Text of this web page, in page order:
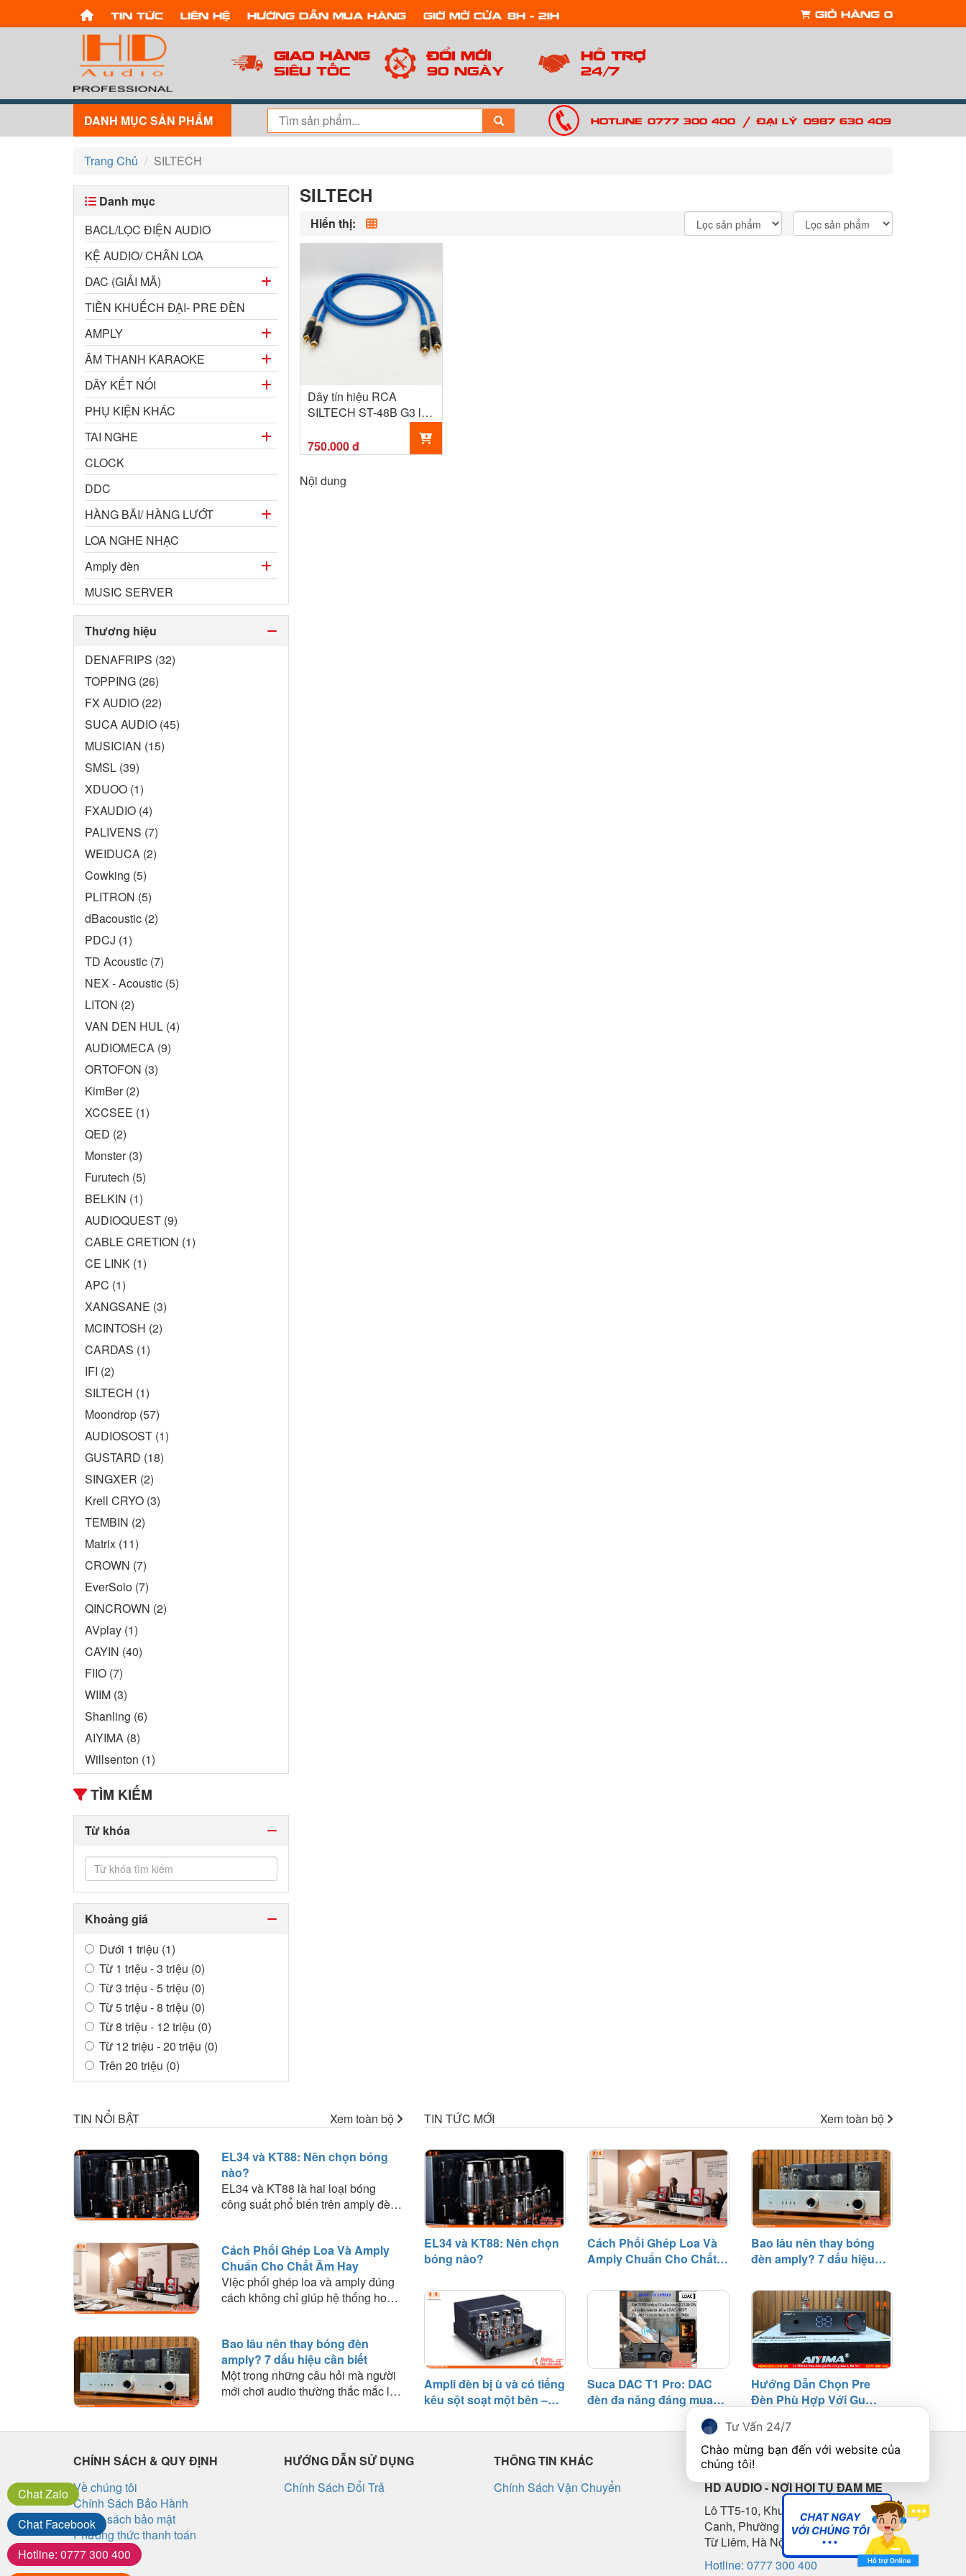
Tin tức Liên hệ Hướng dẫn mua hàng Giờ mở cửa: 8h - 21h Giỏ hàng 0
Giao hàng
Siêu tốc
Đổi mới
90 ngày
Hỗ trợ
24/7
DANH MỤC SẢN PHẨM Hotline: 0777 300 400 / Đại lý: 0987 630 409
Trang Chủ SILTECH
Danh mục
BACL/LỌC ĐIỆN AUDIO
KỆ AUDIO/ CHÂN LOA
DAC (GIẢI MÃ)
TIỀN KHUẾCH ĐẠI- PRE ĐÈN
AMPLY
ÂM THANH KARAOKE
DÂY KẾT NỐI
PHỤ KIỆN KHÁC
TAI NGHE
CLOCK
DDC
HÀNG BÃI/ HÀNG LƯỚT
LOA NGHE NHẠC
Amply đèn
MUSIC SERVER
Thương hiệu
DENAFRIPS (32)
TOPPING (26)
FX AUDIO (22)
SUCA AUDIO (45)
MUSICIAN (15)
SMSL (39)
XDUOO (1)
FXAUDIO (4)
PALIVENS (7)
WEIDUCA (2)
Cowking (5)
PLITRON (5)
dBacoustic (2)
PDCJ (1)
TD Acoustic (7)
NEX - Acoustic (5)
LITON (2)
VAN DEN HUL (4)
AUDIOMECA (9)
ORTOFON (3)
KimBer (2)
XCCSEE (1)
QED (2)
Monster (3)
Furutech (5)
BELKIN (1)
AUDIOQUEST (9)
CABLE CRETION (1)
CE LINK (1)
APC (1)
XANGSANE (3)
MCINTOSH (2)
CARDAS (1)
IFI (2)
SILTECH (1)
Moondrop (57)
AUDIOSOST (1)
GUSTARD (18)
SINGXER (2)
Krell CRYO (3)
TEMBIN (2)
Matrix (11)
CROWN (7)
EverSolo (7)
QINCROWN (2)
AVplay (1)
CAYIN (40)
FIIO (7)
WIIM (3)
Shanling (6)
AIYIMA (8)
Willsenton (1)
TÌM KIẾM
Từ khóa
Khoảng giá
Dưới 1 triệu (1)
Từ 1 triệu - 3 triệu (0)
Từ 3 triệu - 5 triệu (0)
Từ 5 triệu - 8 triệu (0)
Từ 8 triệu - 12 triệu (0)
Từ 12 triệu - 20 triệu (0)
Trên 20 triệu (0)
SILTECH
Hiển thị:
Dây tín hiệu RCA
SILTECH ST-48B G3 lõi
750.000 đ
Nội dung
TIN NỔI BẬT Xem toàn bộ
EL34 và KT88: Nên chọn bóng
nào?
EL34 và KT88 là hai loại bóng
công suất phổ biến trên amply đèn.
lựa chọn loại bóng phù hợp với nhu
cầu nghe nhạc.
Cách Phối Ghép Loa Và Amply
Chuẩn Cho Chất Âm Hay
Việc phối ghép loa và amply đúng
cách không chỉ giúp hệ thống hoạt
trải nghiệm. Trong bài viết này, HD
Audio sẽ chia sẻ những nguyên tắc
quan trọng và kinh nghiệm thực tế
giúp bạn lựa chọn amply phù hợp
Bao lâu nên thay bóng đèn
amply? 7 dấu hiệu cần biết
Một trong những câu hỏi mà người
mới chơi audio thường thắc mắc là:
tử là linh kiện có tuổi thọ nhất định
và sẽ dần suy giảm hiệu suất sau
một thời gian hoạt động.
TIN TỨC MỚI Xem toàn bộ
EL34 và KT88: Nên chọn
bóng nào?
Cách Phối Ghép Loa Và
Amply Chuẩn Cho Chất
Bao lâu nên thay bóng
đèn amply? 7 dấu hiệu
Ampli đèn bị ù và có tiếng
kêu sột soạt một bên –
khắc phục
Suca DAC T1 Pro: DAC
đèn đa năng đáng mua
Hướng Dẫn Chọn Pre
Đèn Phù Hợp Với Gu
CHÍNH SÁCH & QUY ĐỊNH
Về chúng tôi
Chính Sách Bảo Hành
Chính sách bảo mật
Phương thức thanh toán
HƯỚNG DẪN SỬ DỤNG
Chính Sách Đổi Trả
THÔNG TIN KHÁC
Chính Sách Vận Chuyển
LIÊN HỆ
HD AUDIO - NƠI HỘI TỤ ĐAM MÊ
Lô TT5-10, Khu đấu giá Phương
Canh, Phường Phương Canh, Nam
Từ Liêm, Hà Nội
Hotline: 0777 300 400
ChatZalo
Chat Facebook
Hotline: 0777 300 400
Tư Vấn 24/7
Chào mừng bạn đến với website của
chúng tôi!